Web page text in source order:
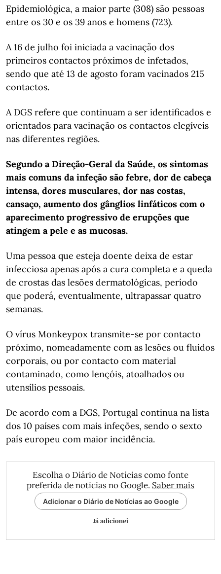
Epidemiológica, a maior parte (308) são pessoas
entre os 30 e os 39 anos e homens (723).
A 16 de julho foi iniciada a vacinação dos
primeiros contactos próximos de infetados,
sendo que até 13 de agosto foram vacinados 215
contactos.
A DGS refere que continuam a ser identificados e
orientados para vacinação os contactos elegíveis
nas diferentes regiões.
Segundo a Direção-Geral da Saúde, os sintomas
mais comuns da infeção são febre, dor de cabeça
intensa, dores musculares, dor nas costas,
cansaço, aumento dos gânglios linfáticos com o
aparecimento progressivo de erupções que
atingem a pele e as mucosas.
Uma pessoa que esteja doente deixa de estar
infecciosa apenas após a cura completa e a queda
de crostas das lesões dermatológicas, período
que poderá, eventualmente, ultrapassar quatro
semanas.
O vírus Monkeypox transmite-se por contacto
próximo, nomeadamente com as lesões ou fluidos
corporais, ou por contacto com material
contaminado, como lençóis, atoalhados ou
utensílios pessoais.
De acordo com a DGS, Portugal continua na lista
dos 10 países com mais infeções, sendo o sexto
país europeu com maior incidência.
Escolha o Diário de Notícias como fonte
preferida de notícias no Google. Saber mais
Adicionar o Diário de Notícias ao Google
Já adicionei